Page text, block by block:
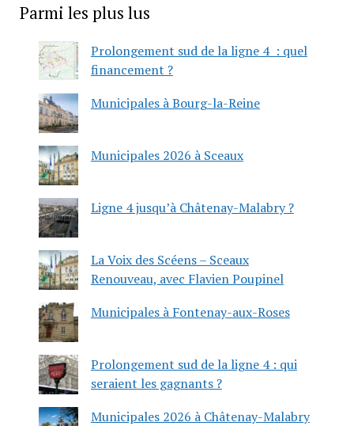
Parmi les plus lus
Prolongement sud de la ligne 4 : quel
financement ?
Municipales à Bourg-la-Reine
Municipales 2026 à Sceaux
Ligne 4 jusqu’à Châtenay-Malabry ?
La Voix des Scéens – Sceaux
Renouveau, avec Flavien Poupinel
Municipales à Fontenay-aux-Roses
Prolongement sud de la ligne 4 : qui
seraient les gagnants ?
Municipales 2026 à Châtenay-Malabry